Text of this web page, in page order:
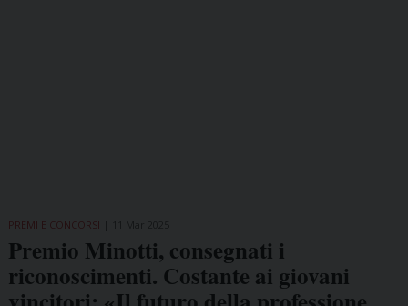
PREMI E CONCORSI
Premio Minotti, consegnati i
riconoscimenti. Costante ai giovani